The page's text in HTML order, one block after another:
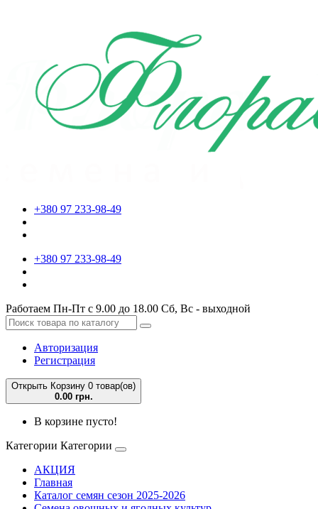
+380 97 233-98-49
+380 97 233-98-49
Работаем Пн-Пт с 9.00 до 18.00 Сб, Вс - выходной
Авторизация
Регистрация
Открыть Корзину 0 товар(ов)
0.00 грн.
В корзине пусто!
Категории Категории
АКЦИЯ
Главная
Каталог семян сезон 2025-2026